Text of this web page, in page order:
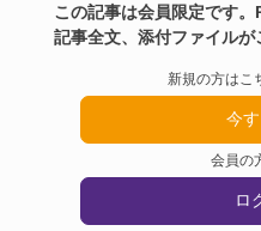
この記事は会員限定です
記事全文、添付ファイルが
新規の方はこ
今
会員の
ロ